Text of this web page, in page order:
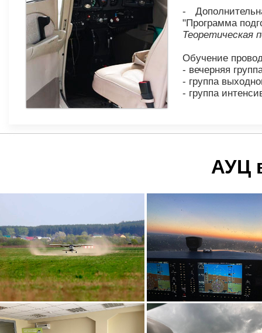
-
"Программа
Теоретическая
Обучение
- вечерняя
- группа
- группа
АУЦ